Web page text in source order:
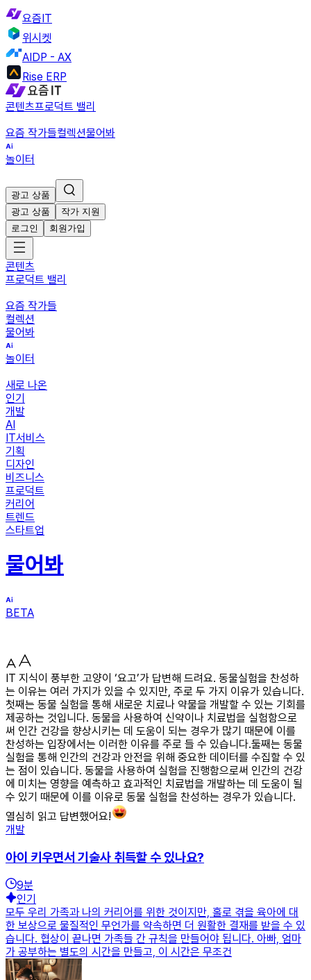
요즘IT
위시켓
AIDP - AX
Rise ERP
콘텐츠프로덕트 밸리
요즘 작가들컬렉션물어봐
놀이터
광고 상품
광고 상품
작가 지원
로그인
회원가입
콘텐츠
프로덕트 밸리
요즘 작가들
컬렉션
물어봐
놀이터
새로 나온
인기
개발
AI
IT서비스
기획
디자인
비즈니스
프로덕트
커리어
트렌드
스타트업
물어봐
BETA
IT 지식이 풍부한 고양이 ‘요고’가 답변해 드려요. 동물실험을 찬성하
는 이유는 여러 가지가 있을 수 있지만, 주로 두 가지 이유가 있습니다.
첫째는 동물 실험을 통해 새로운 치료나 약물을 개발할 수 있는 기회를
제공하는 것입니다. 동물을 사용하여 신약이나 치료법을 실험함으로
써 인간 건강을 향상시키는 데 도움이 되는 경우가 많기 때문에 이를
찬성하는 입장에서는 이러한 이유를 주로 들 수 있습니다.둘째는 동물
실험을 통해 인간의 건강과 안전을 위해 중요한 데이터를 수집할 수 있
는 점이 있습니다. 동물을 사용하여 실험을 진행함으로써 인간의 건강
에 미치는 영향을 예측하고 효과적인 치료법을 개발하는 데 도움이 될
수 있기 때문에 이를 이유로 동물 실험을 찬성하는 경우가 있습니다.
열심히 읽고 답변했어요!
개발
아이 키우면서 기술사 취득할 수 있나요?
9분
인기
모두 우리 가족과 나의 커리어를 위한 것이지만, 홀로 겪을 육아에 대
한 보상으로 물질적인 무언가를 약속하면 더 원활한 결재를 받을 수 있
습니다. 협상이 끝나면 가족들 간 규칙을 만들어야 됩니다. 아빠, 엄마
가 공부하는 별도의 시간을 만들고, 이 시간은 무조건